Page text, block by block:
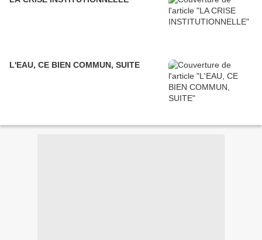
L'EAU, CE BIEN COMMUN, SUITE